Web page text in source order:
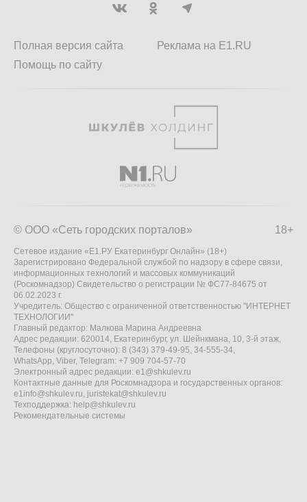
Полная версия сайта
Помощь по сайту
Реклама на E1.RU
18+
© ООО «Сеть городских порталов»
Сетевое издание «Е1.РУ Екатеринбург Онлайн» (18+)
Зарегистрировано Федеральной службой по надзору в сфере связи,
информационных технологий и массовых коммуникаций
(Роскомнадзор) Свидетельство о регистрации № ФС77-84675 от
06.02.2023 г.
Учредитель: Общество с ограниченной ответственностью "ИНТЕРНЕТ
ТЕХНОЛОГИИ"
Главный редактор: Малкова Марина Андреевна
Адрес редакции: 620014, Екатеринбург, ул. Шейнкмана, 10, 3-й этаж,
Телефоны (круглосуточно): 8 (343) 379-49-95, 34-555-34,
WhatsApp, Viber, Telegram: +7 909 704-57-70
Электронный адрес редакции: e1@shkulev.ru
Контактные данные для Роскомнадзора и государственных органов:
e1info@shkulev.ru, juristekat@shkulev.ru
Техподдержка: help@shkulev.ru
Рекомендательные системы